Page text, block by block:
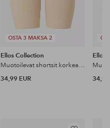
OSTA 3 MAKSA 2
Ellos Collection
Muotoilevat shortsit korkealla vyötäröllä - medium support
34,99 EUR
Ellos
34,99